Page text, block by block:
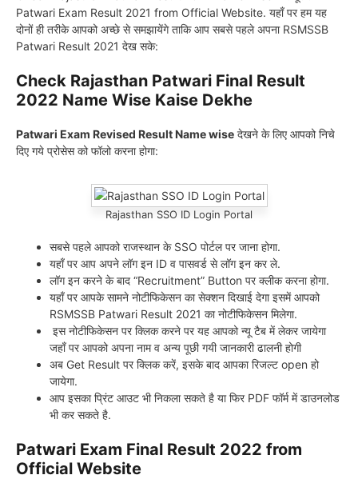
Patwari Exam Result 2021 from Official Website. यहाँ पर हम यह
दोनों ही तरीके आपको अच्छे से समझायेंगे ताकि आप सबसे पहले अपना RSMSSB
Patwari Result 2021 देख सके:
Check Rajasthan Patwari Final Result
2022 Name Wise Kaise Dekhe
Patwari Exam Revised Result Name wise देखने के लिए आपको निचे
दिए गये प्रोसेस को फॉलो करना होगा:
Rajasthan SSO ID Login Portal
सबसे पहले आपको राजस्थान के SSO पोर्टल पर जाना होगा.
यहाँ पर आप अपने लॉग इन ID व पासवर्ड से लॉग इन कर ले.
लॉग इन करने के बाद “Recruitment” Button पर क्लीक करना होगा.
यहाँ पर आपके सामने नोटीफिकेसन का सेक्शन दिखाई देगा इसमें आपको
RSMSSB Patwari Result 2021 का नोटीफिकेसन मिलेगा.
इस नोटीफिकेसन पर क्लिक करने पर यह आपको न्यू टैब में लेकर जायेगा
जहाँ पर आपको अपना नाम व अन्य पूछी गयी जानकारी ढालनी होगी
अब Get Result पर क्लिक करें, इसके बाद आपका रिजल्ट open हो
जायेगा.
आप इसका प्रिंट आउट भी निकला सकते है या फिर PDF फॉर्म में डाउनलोड
भी कर सकते है.
Patwari Exam Final Result 2022 from
Official Website